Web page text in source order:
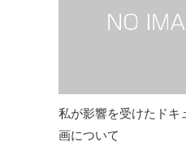
私が影響を受けたドキ
画について